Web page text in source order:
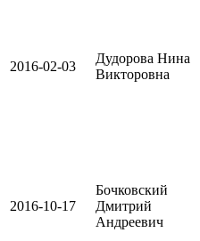
2016-02-03
Дудорова Нина
Викторовна
2016-10-17
Бочковский
Дмитрий
Андреевич